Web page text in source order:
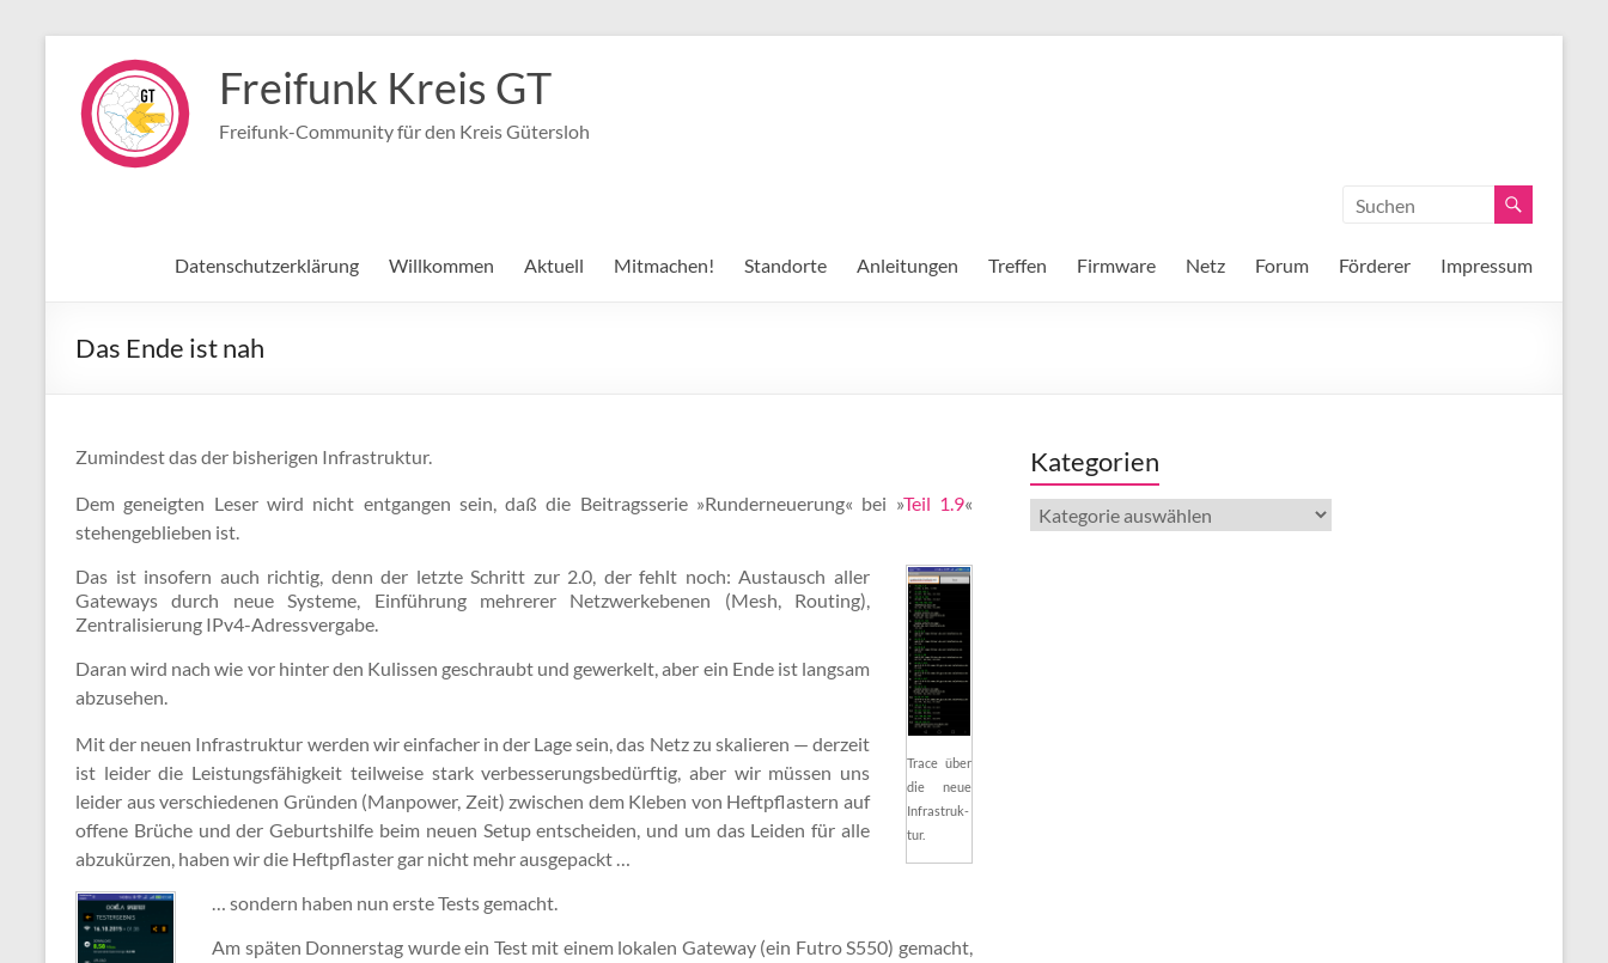
springen
Freifunk Kreis GT
Freifunk-Community für den Kreis Gütersloh
Datenschutzerklärung Willkommen Aktuell Mitmachen! Standorte Anleitungen Treffen Firmware Netz Forum Förderer Impressum
Das Ende ist nah
Zumindest das der bisherigen Infrastruktur.
Dem geneigten Leser wird nicht entgangen sein, daß die Beitragsserie »Runderneuerung« bei »Teil 1.9«
stehengeblieben ist.
Trace über
die neue
In­fra­struk­
tur.
Das ist insofern auch richtig, denn der letzte Schritt zur 2.0, der fehlt noch: Austausch aller
Gateways durch neue Systeme, Einführung mehrerer Netzwerkebenen (Mesh, Routing),
Zentralisierung IPv4-Adressvergabe.
Daran wird nach wie vor hinter den Kulissen geschraubt und gewerkelt, aber ein Ende ist langsam
abzusehen.
Mit der neuen Infrastruktur werden wir einfacher in der Lage sein, das Netz zu skalieren — derzeit
ist leider die Leistungsfähigkeit teilweise stark ver­bes­ser­ungs­be­dürf­tig, aber wir müssen uns
leider aus ver­schie­denen Grün­den (Man­power, Zeit) zwischen dem Kleben von Heft­pflastern auf
offene Brüche und der Geburts­hilfe beim neuen Setup ent­scheiden, und um das Leiden für alle
ab­zu­kür­zen, haben wir die Heftpflaster gar nicht mehr ausgepackt …
… sondern haben nun erste Tests gemacht.
Am späten Donnerstag wurde ein Test mit einem lokalen Gateway (ein Futro S550) gemacht,
Kategorien
Kategorien